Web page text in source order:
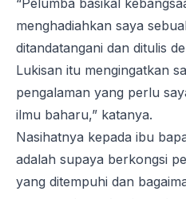
menghadiahkan saya
ditandatangani dan ditulis
Lukisan itu mengingatkan
pengalaman yang perlu
ilmu baharu,” katanya.
Nasihatnya kepada ibu
adalah supaya berkongsi
yang ditempuhi dan